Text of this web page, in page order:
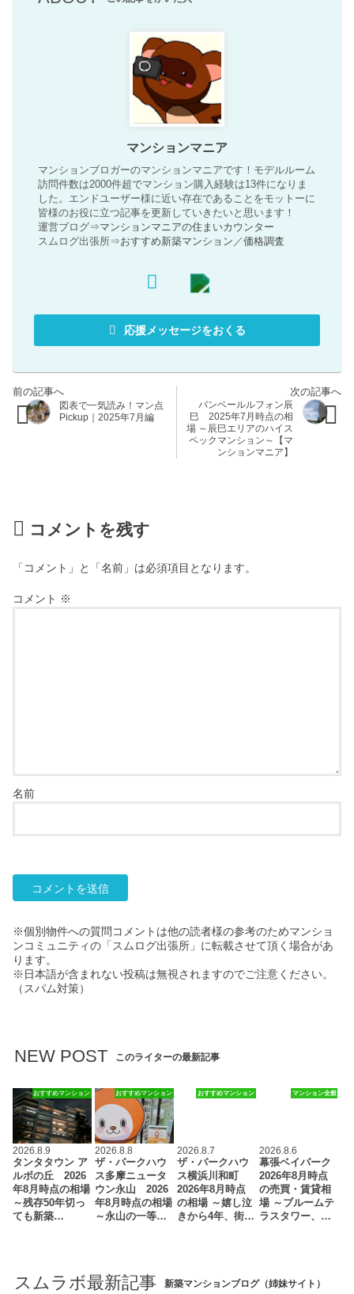
マンションマニア
マンションブロガーのマンションマニアです！モデルルーム
訪問件数は2000件超でマンション購入経験は13件になりま
した。エンドユーザー様に近い存在であることをモットーに
皆様のお役に立つ記事を更新していきたいと思います！
運営ブログ⇒マンションマニアの住まいカウンター
スムログ出張所⇒おすすめ新築マンション ／価格調査
応援メッセージをおくる
図表で一気読み！マン点
Pickup｜2025年7月編
バンベールルフォン辰
巳 2025年7月時点の相
場 ～辰巳エリアのハイス
ペックマンション～【マ
ンションマニア】
コメントを残す
「コメント」と「名前」は必須項目となります。
コメント ※
名前
※個別物件への質問コメントは他の読者様の参考のためマンショ
ンコミュニティの「スムログ出張所」に転載させて頂く場合があ
ります。
※日本語が含まれない投稿は無視されますのでご注意ください。
（スパム対策）
NEW POST このライターの最新記事
おすすめマンション
2026.8.9
タンタタウン ア
ルボの丘 2026
年8月時点の相場
～残存50年切っ
ても新築…
おすすめマンション
2026.8.8
ザ・パークハウ
ス多摩ニュータ
ウン永山 2026
年8月時点の相場
～永山の一等…
おすすめマンション
2026.8.7
ザ・パークハウ
ス横浜川和町
2026年8月時点
の相場 ～嬉し泣
きから4年、街…
マンション全般
2026.8.6
幕張ベイパーク
2026年8月時点
の売買・賃貸相
場 ～ブルームテ
ラスタワー、…
スムラボ最新記事 新築マンションブログ（姉妹サイト）